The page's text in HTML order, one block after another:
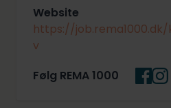
Website
https://
v
Følg REMA 1000